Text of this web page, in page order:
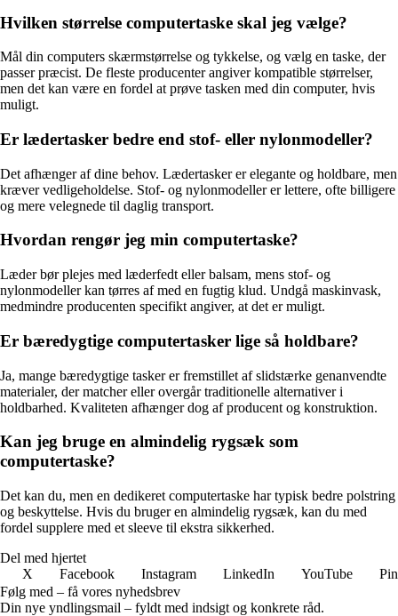
Hvilken størrelse computertaske skal jeg vælge?
Mål din computers skærmstørrelse og tykkelse, og vælg en taske, der
passer præcist. De fleste producenter angiver kompatible størrelser,
men det kan være en fordel at prøve tasken med din computer, hvis
muligt.
Er lædertasker bedre end stof- eller nylonmodeller?
Det afhænger af dine behov. Lædertasker er elegante og holdbare, men
kræver vedligeholdelse. Stof- og nylonmodeller er lettere, ofte billigere
og mere velegnede til daglig transport.
Hvordan rengør jeg min computertaske?
Læder bør plejes med læderfedt eller balsam, mens stof- og
nylonmodeller kan tørres af med en fugtig klud. Undgå maskinvask,
medmindre producenten specifikt angiver, at det er muligt.
Er bæredygtige computertasker lige så holdbare?
Ja, mange bæredygtige tasker er fremstillet af slidstærke genanvendte
materialer, der matcher eller overgår traditionelle alternativer i
holdbarhed. Kvaliteten afhænger dog af producent og konstruktion.
Kan jeg bruge en almindelig rygsæk som
computertaske?
Det kan du, men en dedikeret computertaske har typisk bedre polstring
og beskyttelse. Hvis du bruger en almindelig rygsæk, kan du med
fordel supplere med et sleeve til ekstra sikkerhed.
Del med hjertet
X
Facebook Instagram LinkedIn YouTube
Følg med – få vores nyhedsbrev
Din nye yndlingsmail – fyldt med indsigt og konkrete råd.